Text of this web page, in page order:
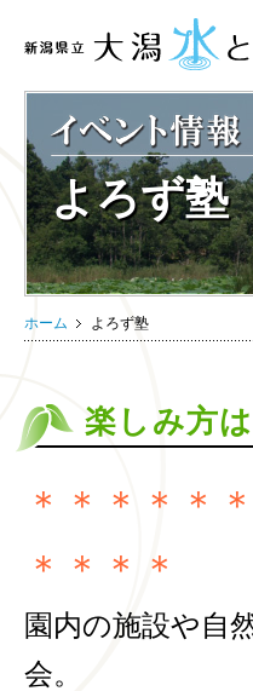
よろず塾
ホーム よろず塾
楽しみ方
＊＊＊＊＊
＊＊＊＊
園内の施設や自
会。